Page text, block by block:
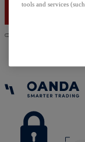
tools and services